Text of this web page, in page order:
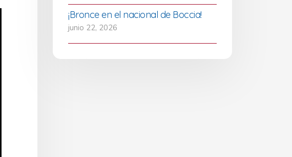
¡Bronce en el nacional de Boccia!
junio 22, 2026